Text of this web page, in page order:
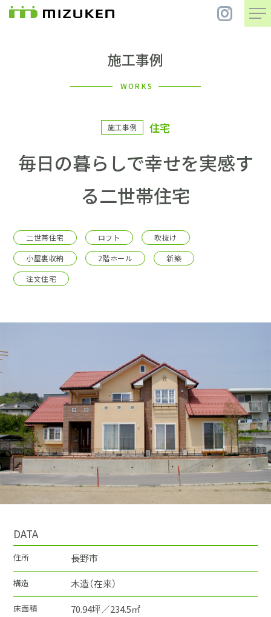
住 宅
コンセプト
施工事例
採用情報
ショールーム
ブログ
施工事例
WORKS
施工事例 住宅
毎日の暮らしで幸せを実感す
る二世帯住宅
二世帯住宅 ロフト
吹抜け
小屋裏収納
2階ホール
新築
注文住宅
DATA
住所 長野市
構造 木造（在来）
床面積 70.94坪／234.5㎡